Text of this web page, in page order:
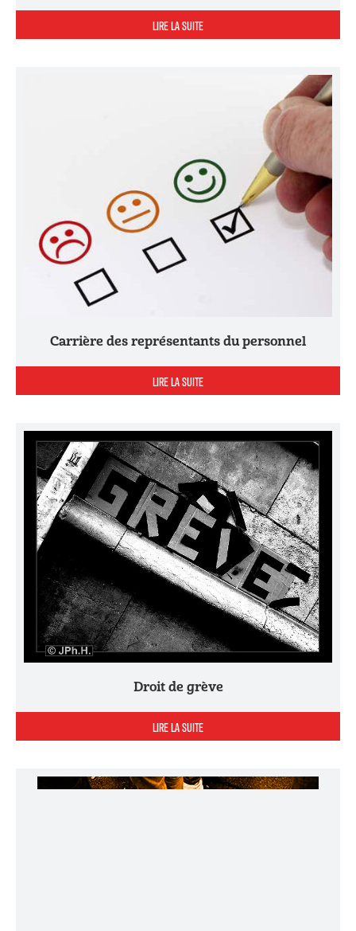
LIRE LA SUITE
Carrière des représentants du personnel
LIRE LA SUITE
Droit de grève
LIRE LA SUITE